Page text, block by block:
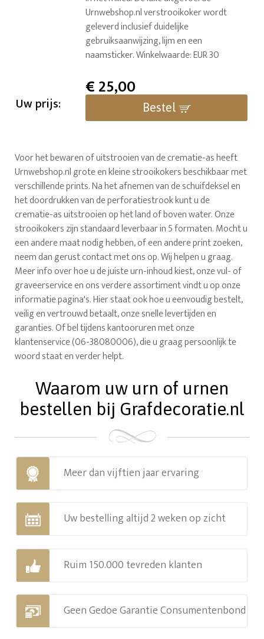
Urnwebshop.nl verstrooikoker wordt
geleverd inclusief duidelijke
gebruiksaanwijzing, lijm en een
naamsticker. Winkelwaarde: EUR 30
Uw prijs:
€25,00
Bestel
Voor het bewaren of uitstrooien van de crematie-as heeft
Urnwebshop.nl grote en kleine strooikokers beschikbaar met
verschillende prints. Na het afnemen van de schuifdeksel en
het doordrukken van de perforatiestrook kunt u de
crematie-as uitstrooien op het land of boven water. Onze
strooikokers zijn standaard leverbaar in 5 formaten. Mocht u
een andere maat nodig hebben, of een andere print zoeken,
neem dan gerust contact met ons op. Wij helpen u graag.
Meer info over hoe u de juiste urn-inhoud kiest, onze vul- of
graveerservice en ons verdere assortiment vindt u op onze
informatie pagina's. Hier staat ook hoe u eenvoudig bestelt,
veilig en vertrouwd betaalt, onze snelle levertijden en
garanties. Of bel tijdens kantooruren met onze
klantenservice (06-38080006), die u graag persoonlijk te
woord staat en verder helpt.
Waarom uw urn of urnen
bestellen bij Grafdecoratie.nl
Meer dan vijftien jaar ervaring
Uw bestelling altijd 2 weken op zicht
Ruim 150.000 tevreden klanten
Geen Gedoe Garantie Consumentenbond